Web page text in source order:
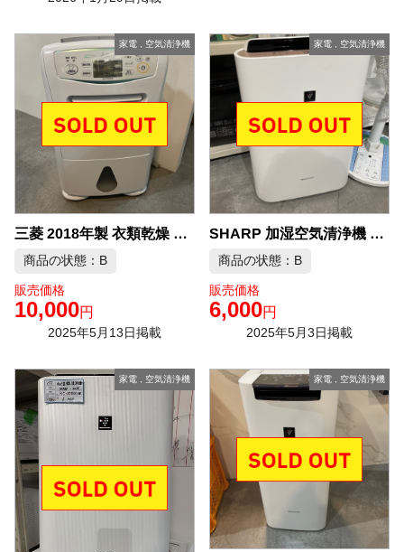
家電, 空気清浄機
三菱 2018年製 衣類乾燥 除湿器 中古品販売
商品の状態：B
販売価格
10,000円
2025年5月13日掲載
家電 , 空気清浄機
SHARP 加湿空気清浄機 2019年製 中古品販売
商品の状態：B
販売価格
6,000円
2025年5月3日掲載
家電, 空気清浄機 家電 空気清浄機